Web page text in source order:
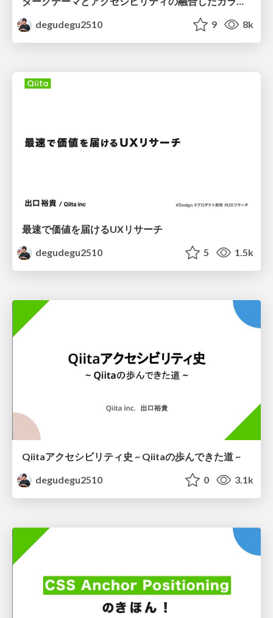
degudegu2510
9 8k
最速で価値を届けるUXリサーチ
degudegu2510
5 1.5k
Qiitaアクセシビリティ史 ~ Qiitaの歩んできた道 ~
degudegu2510
0 3.1k